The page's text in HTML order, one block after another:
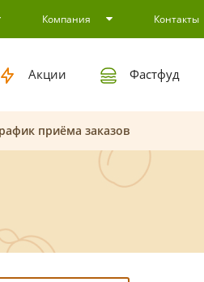
Компания Контакты
Акции Фастфуд
приёма заказов